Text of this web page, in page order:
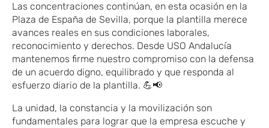
Las concentraciones continúan, en esta ocasión en la
Plaza de España de Sevilla, porque la plantilla merece
avances reales en sus condiciones laborales,
reconocimiento y derechos. Desde USO Andalucía
mantenemos firme nuestro compromiso con la defensa
de un acuerdo digno, equilibrado y que responda al
esfuerzo diario de la plantilla. 💪📢
La unidad, la constancia y la movilización son
fundamentales para lograr que la empresa escuche y